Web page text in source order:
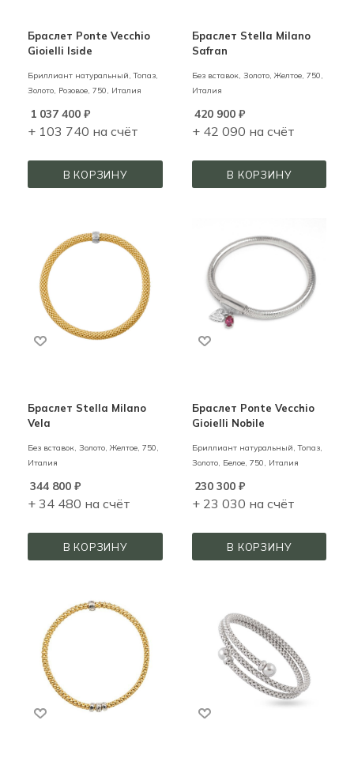
Браслет Ponte Vecchio
Gioielli Iside
Бриллиант натуральный, Топаз,
Золото, Розовое, 750, Италия
1 037 400 ₽
+ 103 740 на счёт
В КОРЗИНУ
Браслет Stella Milano
Safran
Без вставок, Золото,Желтое, 750,
Италия
420 900₽
+ 42 090 на счёт
В КОРЗИНУ
Браслет Stella Milano
Vela
Без вставок, Золото, Желтое, 750,
Италия
344 800 ₽
+ 34 480 на счёт
В КОРЗИНУ
Браслет Ponte Vecchio
Gioielli Nobile
Бриллиант натуральный, Топаз,
Золото, Белое, 750, Италия
230 300₽
+ 23 030 на счёт
В КОРЗИНУ